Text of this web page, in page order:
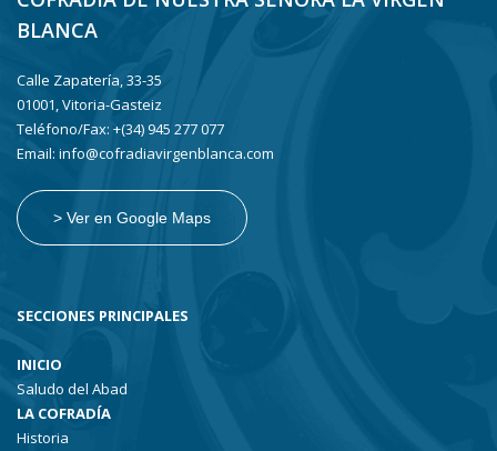
BLANCA
Calle Zapatería, 33-35
01001, Vitoria-Gasteiz
Teléfono/Fax: +(34) 945 277 077
Email: info@cofradiavirgenblanca.com
> Ver en Google Maps
SECCIONES PRINCIPALES
INICIO
Saludo del Abad
LA COFRADÍA
Historia